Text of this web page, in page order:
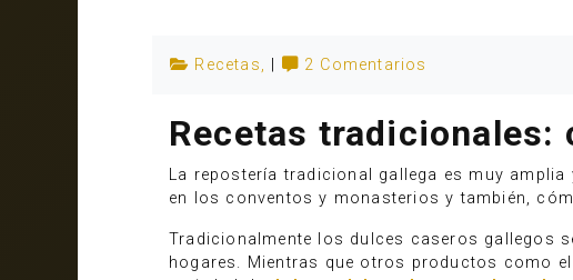
Recetas, 2 Comentarios
Recetas tradicionales:
La repostería tradicional gallega es muy
en los conventos y monasterios y también,
Tradicionalmente los dulces caseros gallegos
hogares. Mientras que otros productos como